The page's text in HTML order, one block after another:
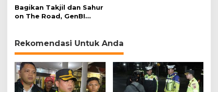
Bagikan Takjil dan Sahur
on The Road, GenBI
Rekomendasi Untuk Anda